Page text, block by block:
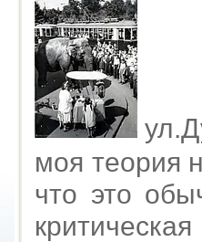
моя теория
что это